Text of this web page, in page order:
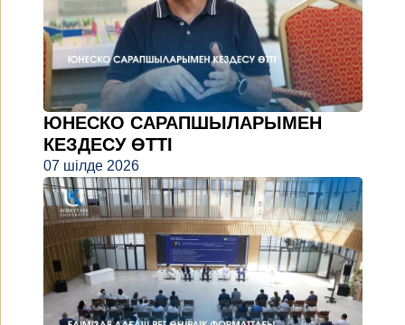
ЮНЕСКО САРАПШЫЛАРЫМЕН
КЕЗДЕСУ ӨТТІ
07 шілде 2026